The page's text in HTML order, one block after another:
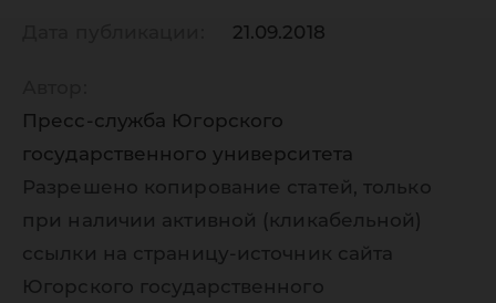
21.09.2018
Пресс-служба Югорского
государственного университета
Разрешено копирование статей, только
при наличии активной (кликабельной)
ссылки на страницу-источник сайта
Югорского государственного